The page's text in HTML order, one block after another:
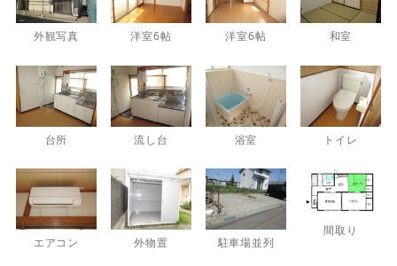
外観写真 洋室6帖 洋室6帖 和室
台所 流し台 浴室 トイレ
エアコン 外物置 駐車場並列
間取り